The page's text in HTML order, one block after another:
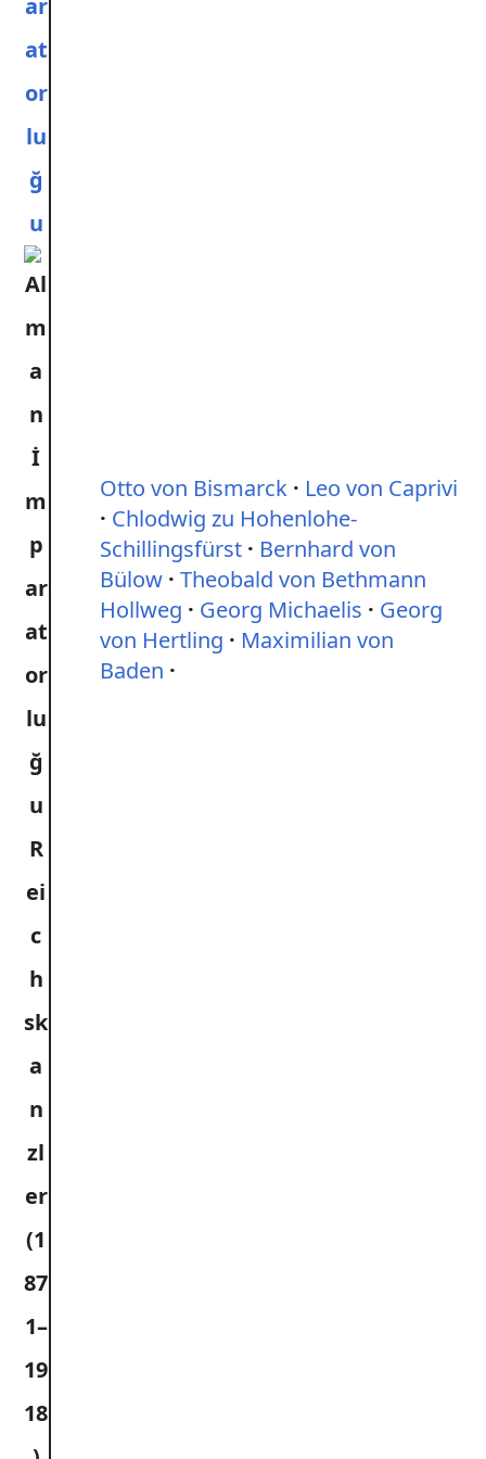
ar
at
or
lu
ğ
u
R
ei
c
h
sk
a
n
zl
er
(1
87
1–
19
18
Otto von Bismarck
Leo von Caprivi
Chlodwig zu Hohenlohe-
Schillingsfürst
Bernhard von
Bülow Theobald von Bethmann
Hollweg
Georg Michaelis
Georg
von Hertling
Maximilian von
Baden